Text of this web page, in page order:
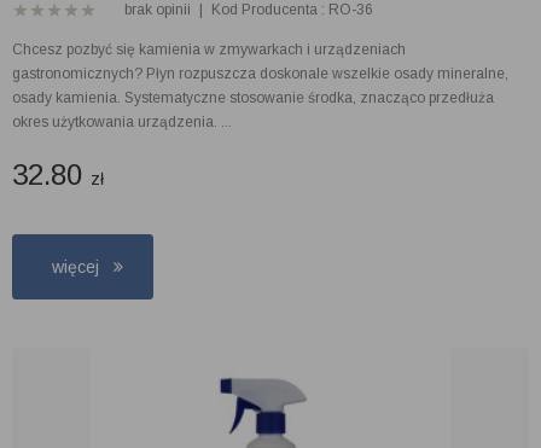
brak opinii Kod Producenta : RO-36
Chcesz pozbyć się kamienia w zmywarkach i urządzeniach
gastronomicznych? Płyn rozpuszcza doskonale wszelkie osady mineralne,
osady kamienia. Systematyczne stosowanie środka, znacząco przedłuża
okres użytkowania urządzenia. ...
32.80 zł
więcej